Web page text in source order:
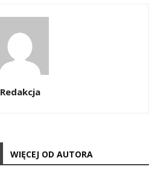
Redakcja
WIĘCEJ OD AUTORA